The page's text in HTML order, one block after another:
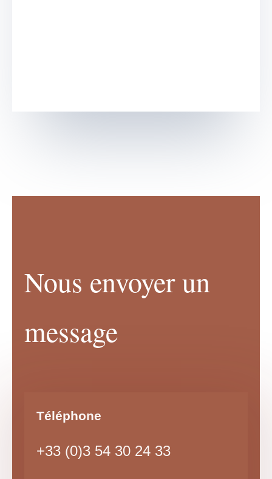
Nous envoyer un
message
Téléphone
+33 (0)3 54 30 24 33